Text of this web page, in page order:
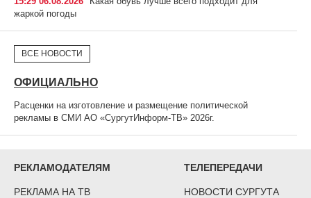
жаркой погоды
ВСЕ НОВОСТИ
ОФИЦИАЛЬНО
Расценки на изготовление и размещение политической
рекламы в СМИ АО «СургутИнформ-ТВ» 2026г.
РЕКЛАМОДАТЕЛЯМ
РЕКЛАМА НА ТВ
ТЕЛЕПЕРЕДАЧИ
НОВОСТИ СУРГУТА